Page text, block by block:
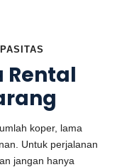
Rental
koper, lama
Untuk perjalanan
jangan hanya